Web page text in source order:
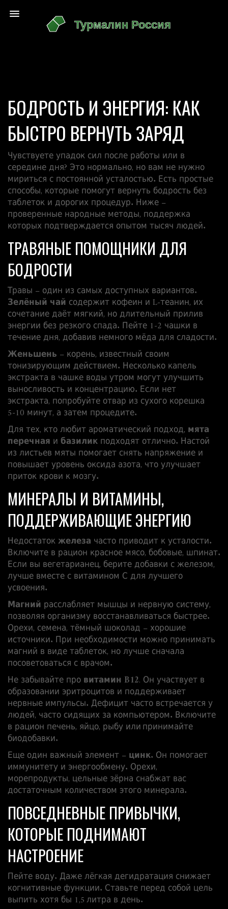
БОДРОСТЬ И ЭНЕРГИЯ: КАК
БЫСТРО ВЕРНУТЬ ЗАРЯД
Чувствуете упадок сил после работы или в
середине дня? Это нормально, но вам не нужно
мириться с постоянной усталостью. Есть простые
способы, которые помогут вернуть бодрость без
таблеток и дорогих процедур. Ниже –
проверенные народные методы, поддержка
которых подтверждается опытом тысяч людей.
ТРАВЯНЫЕ ПОМОЩНИКИ ДЛЯ
БОДРОСТИ
Травы – один из самых доступных вариантов.
Зелёный чай содержит кофеин и L‑теанин, их
сочетание даёт мягкий, но длительный прилив
энергии без резкого спада. Пейте 1‑2 чашки в
течение дня, добавив немного мёда для сладости.
Женьшень – корень, известный своим
тонизирующим действием. Несколько капель
экстракта в чашке воды утром могут улучшить
выносливость и концентрацию. Если нет
экстракта, попробуйте отвар из сухого корешка
5‑10 минут, а затем процедите.
Для тех, кто любит ароматический подход, мята
перечная и базилик подходят отлично. Настой
из листьев мяты помогает снять напряжение и
повышает уровень оксида азота, что улучшает
приток крови к мозгу.
МИНЕРАЛЫ И ВИТАМИНЫ,
ПОДДЕРЖИВАЮЩИЕ ЭНЕРГИЮ
Недостатокжелеза часто приводит к усталости.
Включите в рацион красное мясо, бобовые, шпинат.
Если вы вегетарианец, берите добавки с железом,
лучше вместе с витамином С для лучшего
усвоения.
Магний расслабляет мышцы и нервную систему,
позволяя организму восстанавливаться быстрее.
Орехи, семена, тёмный шоколад – хорошие
источники. При необходимости можно принимать
магний в виде таблеток, но лучше сначала
посоветоваться с врачом.
Не забывайте про витамин B12. Он участвует в
образовании эритроцитов и поддерживает
нервные импульсы. Дефицит часто встречается у
людей, часто сидящих за компьютером. Включите
в рацион печень, яйцо, рыбу или принимайте
биодобавки.
Еще один важный элемент – цинк. Он помогает
иммунитету и энергообмену. Орехи,
морепродукты, цельные зёрна снабжат вас
достаточным количеством этого минерала.
ПОВСЕДНЕВНЫЕ ПРИВЫЧКИ,
КОТОРЫЕ ПОДНИМАЮТ
НАСТРОЕНИЕ
Пейте воду. Даже лёгкая дегидратация снижает
когнитивные функции. Ставьте перед собой цель
выпить хотя бы 1,5 литра в день.